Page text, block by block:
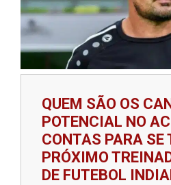
QUEM SÃO OS
POTENCIAL NO
CONTAS PARA SE
PRÓXIMO
DE FUTEBOL